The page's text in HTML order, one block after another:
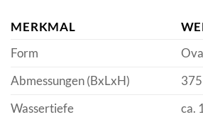
MERKMAL
Form
Abmessungen (BxLxH)
Wassertiefe
ca.